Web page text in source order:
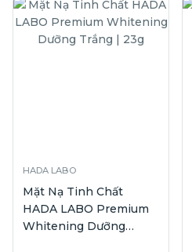
HADA LABO
Mặt Nạ Tinh Chất
HADA LABO Premium
Whitening Dưỡng